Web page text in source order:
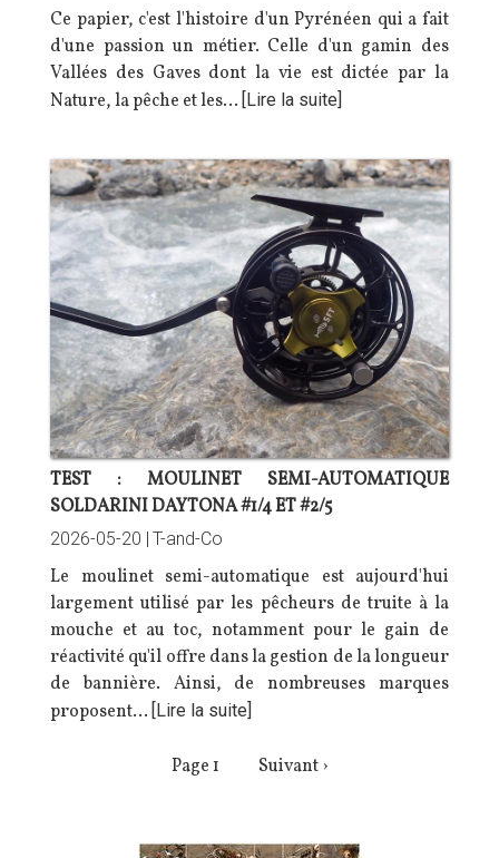
Ce papier, c'est l'histoire d'un Pyrénéen qui a fait
d'une passion un métier. Celle d'un gamin des
Vallées des Gaves dont la vie est dictée par la
Nature, la pêche et les… [Lire la suite]
TEST : MOULINET SEMI-AUTOMATIQUE
SOLDARINI DAYTONA #1/4 ET #2/5
2026-05-20 | T-and-Co
Le moulinet semi-automatique est aujourd'hui
largement utilisé par les pêcheurs de truite à la
mouche et au toc, notamment pour le gain de
réactivité qu'il offre dans la gestion de la longueur
de bannière. Ainsi, de nombreuses marques
proposent… [Lire la suite]
Page 1
Page
Suivant ›